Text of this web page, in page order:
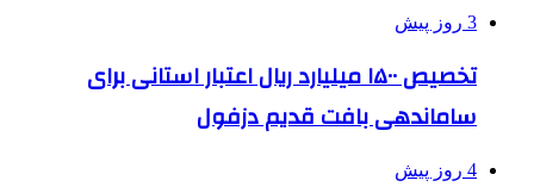
3 روز پیش
تخصیص ۱۵۰۰ میلیارد ریال اعتبار استانی برای
ساماندهی بافت قدیم دزفول
4 روز پیش